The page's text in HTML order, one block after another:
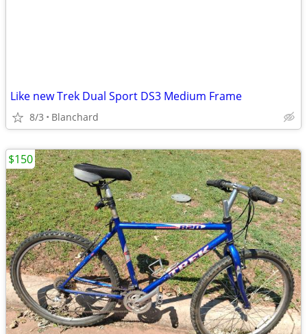
Like new Trek Dual Sport DS3 Medium Frame
8/3 Blanchard
$150